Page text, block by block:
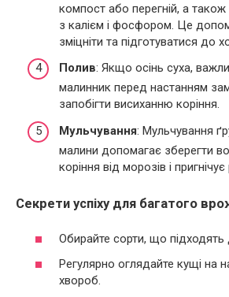
компост або перегній, а також
з калієм і фосфором. Це
зміцніти та підготуватися до
Полив: Якщо осінь суха,
малинник перед настанням
запобігти висиханню коріння.
Мульчування: Мульчування
малини допомагає зберегти
коріння від морозів і пригнічує
Секрети успіху для багатого
Обирайте сорти, що підходять
Регулярно оглядайте кущі на
хвороб.